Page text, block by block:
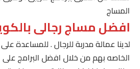
المساج
افضل مساج رجالى
لدينا عمالة مدربة للرجال . للمساعدة على
الخاصه بهم من خلال افضل البرامج على